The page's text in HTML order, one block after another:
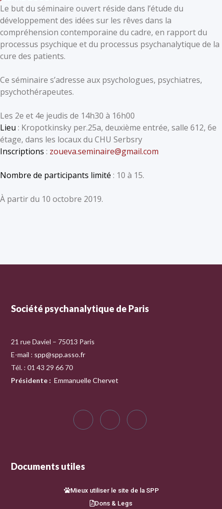
Le but du séminaire ouvert réside dans l’étude du
développement des idées sur les rêves dans la
compréhension contemporaine du cadre, en rapport du
processus psychique et du processus psychanalytique de la
cure des patients.
Ce séminaire s’adresse aux psychologues, psychiatres,
psychothérapeutes.
Les 2e et 4e jeudis de 14h30 à 16h00
Lieu : Kropotkinsky per.25a, deuxième entrée, salle 612, 6e
étage, dans les locaux du CHU Serbsry
Inscriptions : zoueva.seminaire@gmail.com
Nombre de participants limité : 10 à 15.
À partir du 10 octobre 2019.
Société psychanalytique de Paris
21 rue Daviel – 75013 Paris
E-mail : spp@spp.asso.fr
Tél. : 01 43 29 66 70
Présidente : Emmanuelle Chervet
Documents utiles
Mieux utiliser le site de la SPP
Dons & Legs